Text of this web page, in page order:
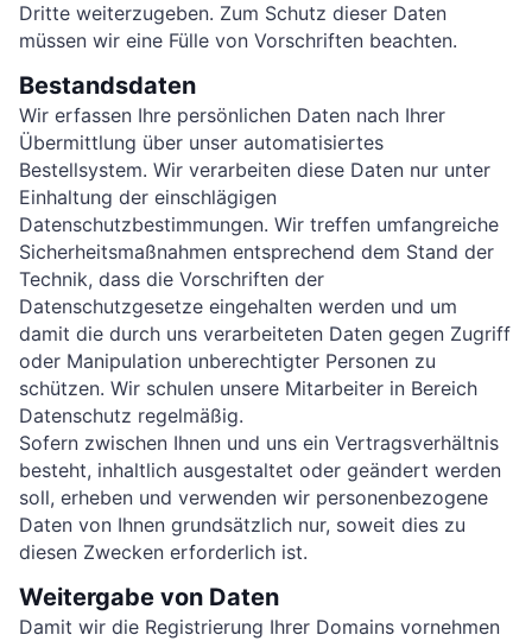
Dritte weiterzugeben. Zum Schutz dieser Daten
müssen wir eine Fülle von Vorschriften beachten.
Bestandsdaten
Wir erfassen Ihre persönlichen Daten nach Ihrer
Übermittlung über unser automatisiertes
Bestellsystem. Wir verarbeiten diese Daten nur unter
Einhaltung der einschlägigen
Datenschutzbestimmungen. Wir treffen umfangreiche
Sicherheitsmaßnahmen entsprechend dem Stand der
Technik, dass die Vorschriften der
Datenschutzgesetze eingehalten werden und um
damit die durch uns verarbeiteten Daten gegen Zugriff
oder Manipulation unberechtigter Personen zu
schützen. Wir schulen unsere Mitarbeiter in Bereich
Datenschutz regelmäßig.
Sofern zwischen Ihnen und uns ein Vertragsverhältnis
besteht, inhaltlich ausgestaltet oder geändert werden
soll, erheben und verwenden wir personenbezogene
Daten von Ihnen grundsätzlich nur, soweit dies zu
diesen Zwecken erforderlich ist.
Weitergabe von Daten
Damit wir die Registrierung Ihrer Domains vornehmen